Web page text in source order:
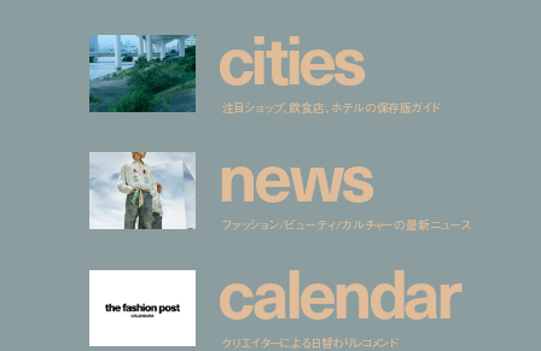
cities
注目ショップ、飲食店、ホテルの保存版ガイド
news
ファッション/ビューティ/カルチャーの最新ニュース
calendar
クリエイターによる日替わりレコメンド